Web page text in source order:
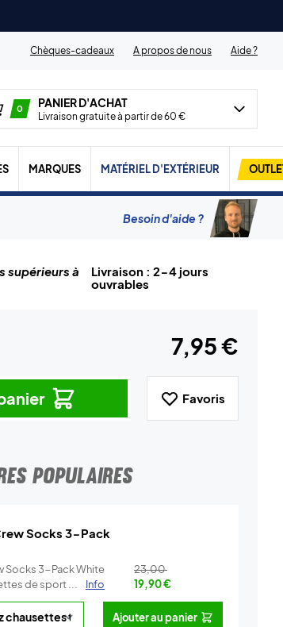
Chèques-cadeaux
A propos de nous Aide ?
0 PANIER D'ACHAT
Livraison gratuite à partir de 60 €
MARQUES MATÉRIEL D'EXTÉRIEUR
Besoin d'aide ?
supérieurs à
Livraison : 2-4 jours
ouvrables
7,95 €
Favoris
POPULAIRES
Socks 3-Pack
Socks 3-Pack White
de sport ...
Info
23,00
19,90€
Ajouter au panier